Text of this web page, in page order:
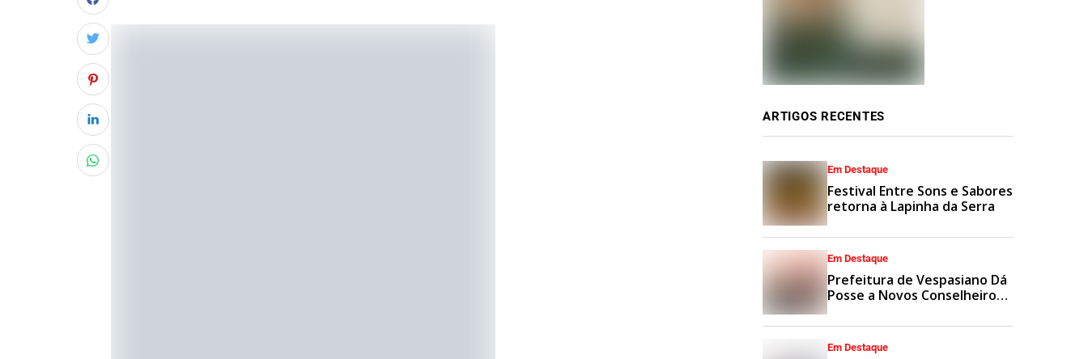
ARTIGOS RECENTES
Em Destaque
Festival Entre Sons e Sabores
retorna à Lapinha da Serra
Em Destaque
Prefeitura de Vespasiano Dá
Posse a Novos Conselheiros
Em Destaque